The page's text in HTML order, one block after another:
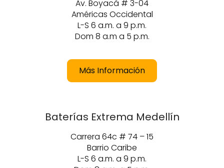
Av. Boyacá # 3-04
Américas Occidental
L-S 6 a.m. a 9 p.m.
Dom 8 a.m a 5 p.m.
Más Información
Baterías Extrema Medellín
Carrera 64c # 74 – 15
Barrio Caribe
L-S 6 a.m. a 9 p.m.